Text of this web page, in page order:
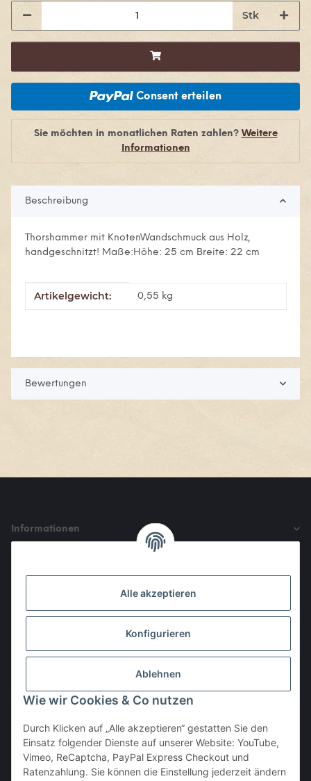
Stk
Consent erteilen
Sie möchten in monatlichen Raten zahlen? Weitere
Informationen
Beschreibung
Thorshammer mit KnotenWandschmuck aus Holz,
handgeschnitzt! Maße:Höhe: 25 cm Breite: 22 cm
Produkteigenschaft
Wert
Artikelgewicht: 0,55 kg
Bewertungen
Informationen
Vertrag widerrufen
Alle akzeptieren
Konfigurieren
Ablehnen
Wie wir Cookies & Co nutzen
Durch Klicken auf „Alle akzeptieren“ gestatten Sie den
Einsatz folgender Dienste auf unserer Website: YouTube,
Vimeo, ReCaptcha, PayPal Express Checkout und
Ratenzahlung. Sie können die Einstellung jederzeit ändern